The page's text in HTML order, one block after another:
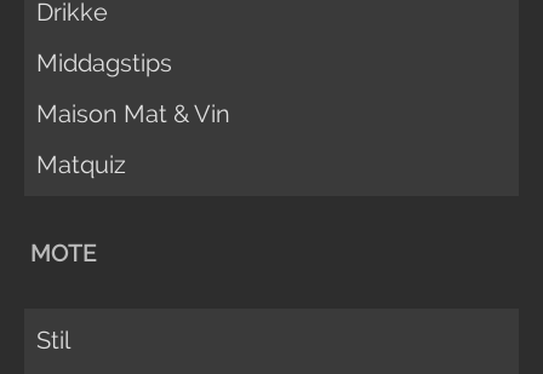
Drikke
Middagstips
Maison Mat & Vin
Matquiz
MOTE
Stil